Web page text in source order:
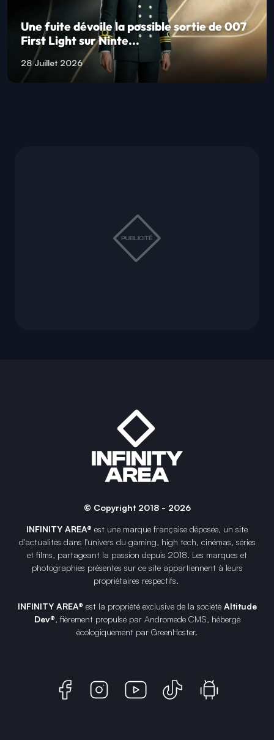
Une fuite dévoile la possible sortie de 007
First Light sur Ninte...
28 Juillet 2026
© Copyright 2018 - 2026
INFINITY AREA® est une marque française déposée, un site
d'actualités dans l'univers du gaming, high tech, cinémas, séries
et films, partageant la passion depuis 2018. Les marques et
photographies présentes sur ce site appartiennent à leurs
propriétaires respectifs.
INFINITY AREA® est la propriété exclusive de la société Altitude
Dev®, fièrement propulsé par Andromede CMS, hébergé
écologiquement par GreenHoster.